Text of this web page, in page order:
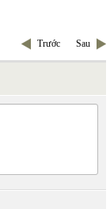
Trước Sau